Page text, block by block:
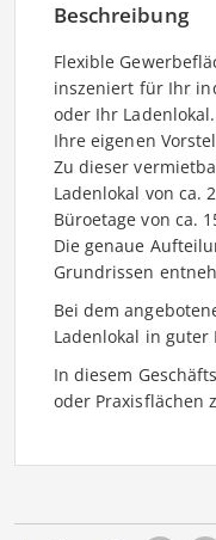
Beschreibung
Flexible
inszeniert für Ihr
oder Ihr
Ihre eigenen
Zu dieser
Ladenlokal von ca.
Büroetage von ca.
Die genaue
Grundrissen
Bei dem
Ladenlokal in guter
In diesem
oder Praxisflächen